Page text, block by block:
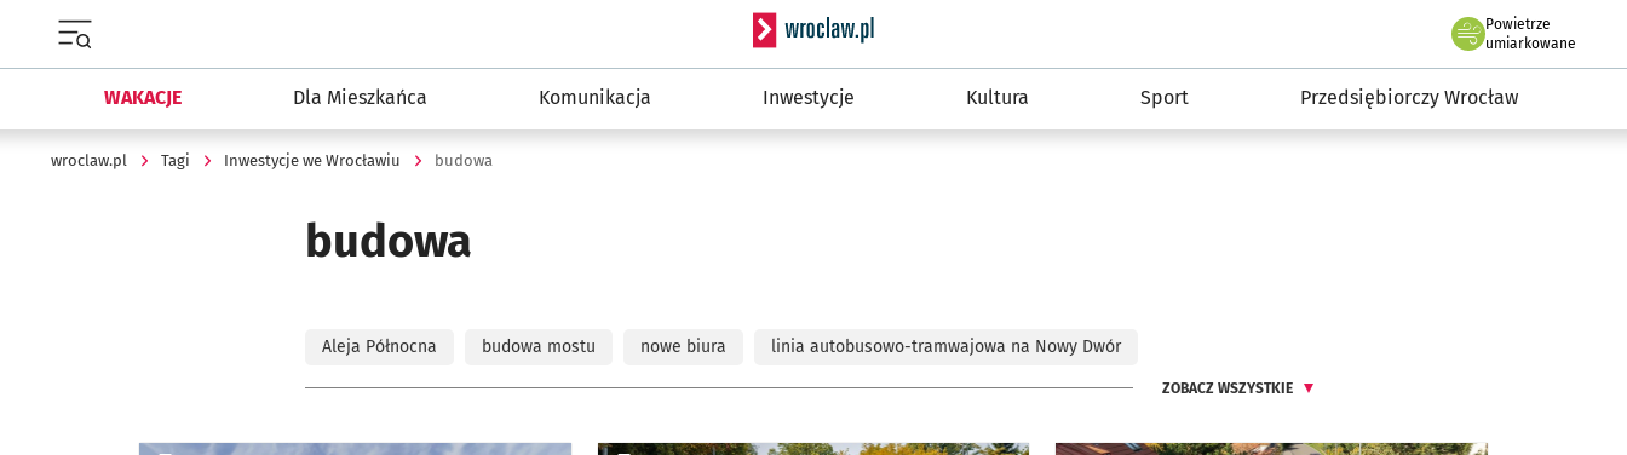
Serwis informacyjny wroclaw.pl
Powietrze
we Wrocławiu
umiarkowane
WAKACJE Dla Mieszkańca Komunikacja Inwestycje Kultura Sport Przedsiębiorczy Wrocław
wroclaw.pl Tagi Inwestycje we Wrocławiu budowa
budowa
Aleja Północna budowa mostu nowe biura linia autobusowo-tramwajowa na Nowy Dwór
ZOBACZ WSZYSTKIE